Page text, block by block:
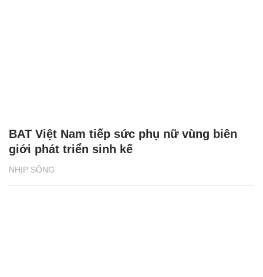
NHỊP SỐNG
BAT Việt Nam tiếp sức phụ nữ vùng biên
giới phát triển sinh kế